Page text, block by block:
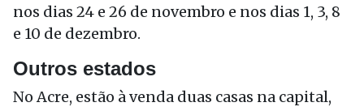
nos dias 24 e 26 de novembro e nos dias 1, 3, 8
e 10 de dezembro.
Outros estados
No Acre, estão à venda duas casas na capital,